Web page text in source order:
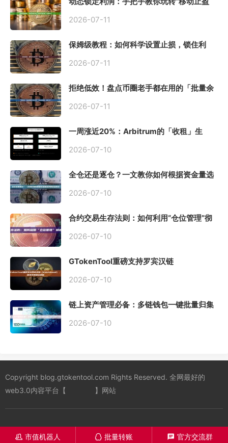
2026-07-11
保姆级教程：如何科学设置止损，锁住利
2026-07-11
拒绝低效！盘点币圈老手都在用的「批量余
2026-07-11
一周涨近20%：Arbitrum的「收租」生
2026-07-10
全仓还是逐仓？一文教你如何根据资金量选
2026-07-10
合约交易生存法则：如何利用“仓位管理”彻
2026-07-10
GTokenTool重磅支持罗宾汉链
2026-07-10
链上资产管理必备：多链钱包一键批量归集
2026-07-10
Copyright blog.gtokentool.com Rights Reserved. 全网最好的
web3.0内容平台【
】网站
󦋱 市值机器人 󦊱 批量转账 󦍁 官方交流群